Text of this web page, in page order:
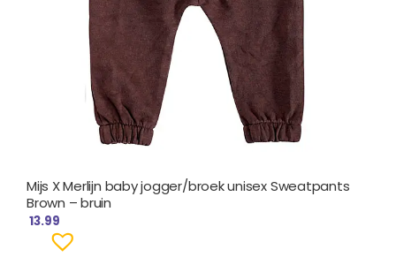
Mijs X Merlijn baby jogger/broek unisex Sweatpants
Brown – bruin
13.99